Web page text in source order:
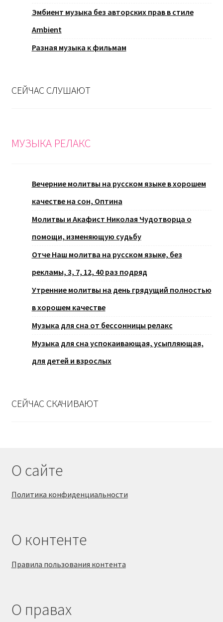
Эмбиент музыка без авторских прав в стиле
Ambient
Разная музыка к фильмам
СЕЙЧАС СЛУШАЮТ
МУЗЫКА РЕЛАКС
Вечерние молитвы на русском языке в хорошем
качестве на сон, Оптина
Молитвы и Акафист Николая Чудотворца о
помощи, изменяющую судьбу
Отче Наш молитва на русском языке, без
рекламы, 3, 7, 12, 40 раз подряд
Утренние молитвы на день грядущий полностью
в хорошем качестве
Музыка для сна от бессонницы релакс
Музыка для сна успокаивающая, усыпляющая,
для детей и взрослых
СЕЙЧАС СКАЧИВАЮТ
О сайте
Политика конфиденциальности
О контенте
Правила пользования контента
О правах